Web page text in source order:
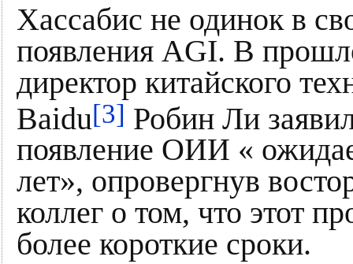
Хассабис не одинок в
появления AGI. В
директор китайского
Baidu[3] Робин Ли
появление ОИИ «
лет», опровергнув
коллег о том, что этот
более короткие сроки.